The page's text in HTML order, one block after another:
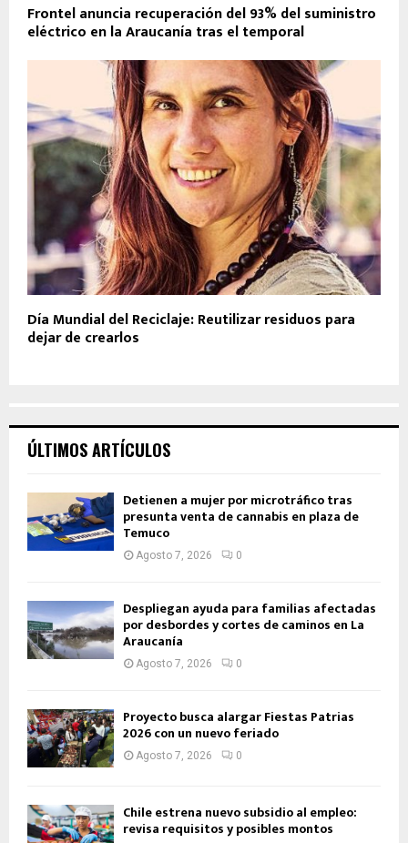
Frontel anuncia recuperación del 93% del suministro
eléctrico en la Araucanía tras el temporal
Día Mundial del Reciclaje: Reutilizar residuos para
dejar de crearlos
ÚLTIMOS ARTÍCULOS
Detienen a mujer por microtráfico tras
presunta venta de cannabis en plaza de
Temuco
Agosto 7, 2026 0
Despliegan ayuda para familias afectadas
por desbordes y cortes de caminos en La
Araucanía
Agosto 7, 2026 0
Proyecto busca alargar Fiestas Patrias
2026 con un nuevo feriado
Agosto 7, 2026 0
Chile estrena nuevo subsidio al empleo:
revisa requisitos y posibles montos